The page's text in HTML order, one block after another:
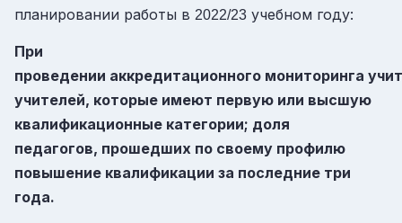
планировании работы в 2022/23 учебном году:
При
проведении аккредитационного мониторинга
учителей, которые имеют первую или высшую
квалификационные категории; доля
педагогов, прошедших по своему профилю
повышение квалификации за последние три
года.